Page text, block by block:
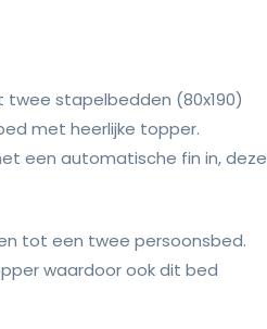
stapelbedden (80x190)
met heerlijke topper.
een automatische fin in, deze
tot een twee persoonsbed.
waardoor ook dit bed